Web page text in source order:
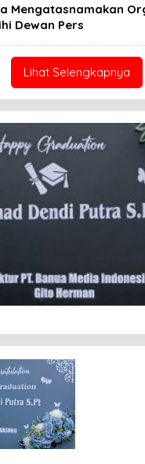
Mengatasnamakan
Dewan Pers
Lihat Selengkapnya